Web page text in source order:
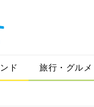
ド 旅行・グルメ